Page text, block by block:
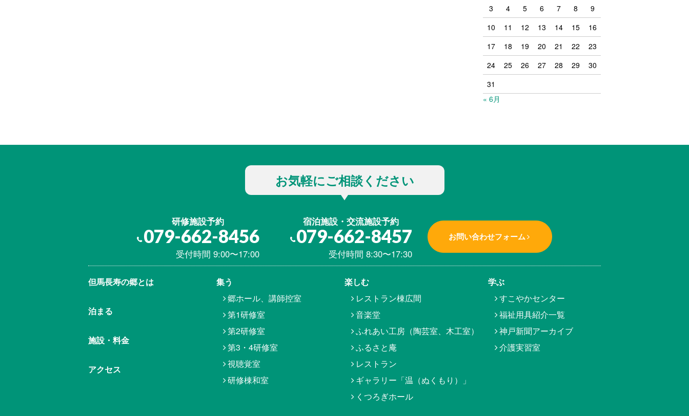
3
4 5 6 7 8
9
10
11 12 13 14 15
16
17
18 19 20 21 22
23
24
25 26 27 28 29
30
31
« 6月
お気軽にご相談ください
研修施設予約
079-662-8456
受付時間 9:00〜17:00
宿泊施設・交流施設予約
079-662-8457
受付時間 8:30〜17:30
お問い合わせフォーム
但馬⾧寿の郷とは
泊まる
施設・料金
アクセス
集う
郷ホール、講師控室
第1研修室
第2研修室
第3・4研修室
視聴覚室
研修棟和室
楽しむ
レストラン棟広間
音楽堂
ふれあい工房（陶芸室、木工室）
ふるさと庵
レストラン
ギャラリー「温（ぬくもり）」
くつろぎホール
学ぶ
すこやかセンター
福祉用具紹介一覧
神戸新聞アーカイブ
介護実習室